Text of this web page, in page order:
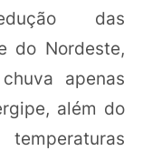
das
do Nordeste,
apenas
além do